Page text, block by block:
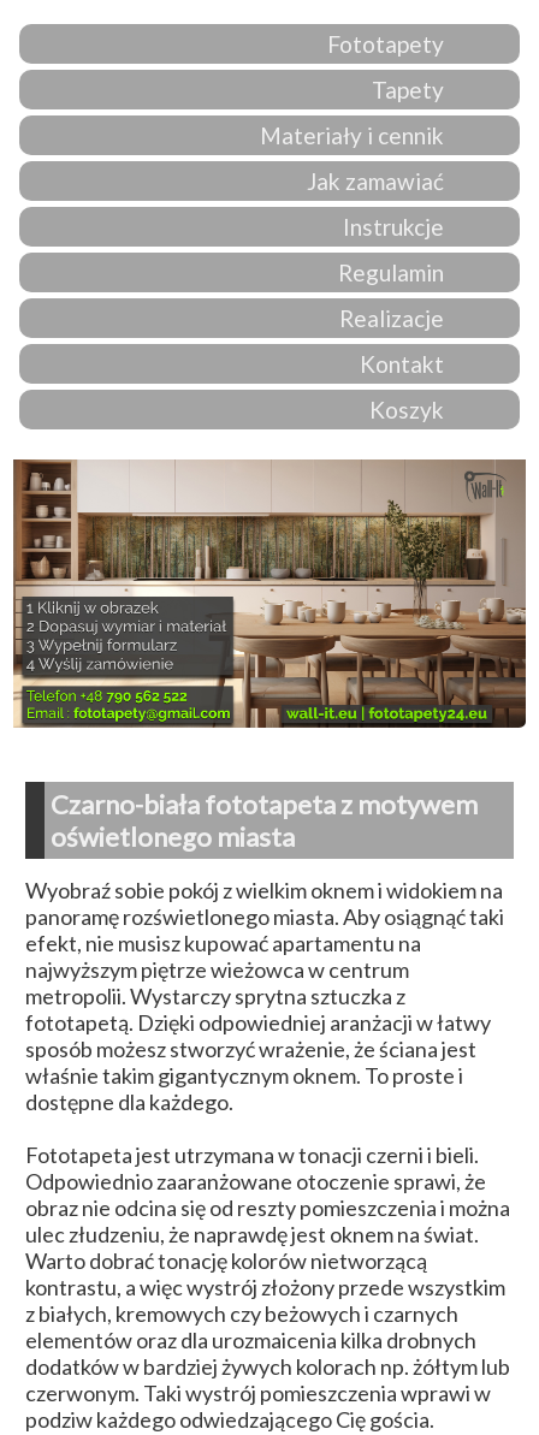
Fototapety
Tapety
Materiały i cennik
Jak zamawiać
Instrukcje
Regulamin
Realizacje
Kontakt
Koszyk
Czarno-biała fototapeta z motywem
oświetlonego miasta
Wyobraź sobie pokój z wielkim oknem i widokiem na
panoramę rozświetlonego miasta. Aby osiągnąć taki
efekt, nie musisz kupować apartamentu na
najwyższym piętrze wieżowca w centrum
metropolii. Wystarczy sprytna sztuczka z
fototapetą. Dzięki odpowiedniej aranżacji w łatwy
sposób możesz stworzyć wrażenie, że ściana jest
właśnie takim gigantycznym oknem. To proste i
dostępne dla każdego.
Fototapeta jest utrzymana w tonacji czerni i bieli.
Odpowiednio zaaranżowane otoczenie sprawi, że
obraz nie odcina się od reszty pomieszczenia i można
ulec złudzeniu, że naprawdę jest oknem na świat.
Warto dobrać tonację kolorów nietworzącą
kontrastu, a więc wystrój złożony przede wszystkim
z białych, kremowych czy beżowych i czarnych
elementów oraz dla urozmaicenia kilka drobnych
dodatków w bardziej żywych kolorach np. żółtym lub
czerwonym. Taki wystrój pomieszczenia wprawi w
podziw każdego odwiedzającego Cię gościa.